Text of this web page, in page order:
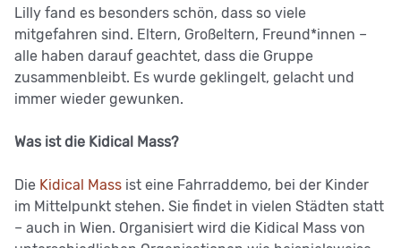
Lilly fand es besonders schön, dass so viele
mitgefahren sind. Eltern, Großeltern, Freund*innen –
alle haben darauf geachtet, dass die Gruppe
zusammenbleibt. Es wurde geklingelt, gelacht und
immer wieder gewunken.
Was ist die Kidical Mass?
Die Kidical Mass ist eine Fahrraddemo, bei der Kinder
im Mittelpunkt stehen. Sie findet in vielen Städten statt
– auch in Wien. Organisiert wird die Kidical Mass von